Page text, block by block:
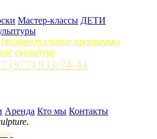
Мастер-классы ДЕТИ
Индивидуальные программы
скульптур
(977) 933-74-44
Аренда Кто мы Контакты